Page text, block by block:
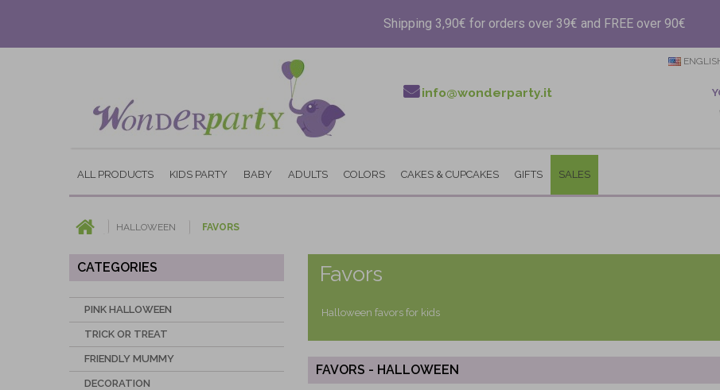
Shipping 3,90€ for orders over 39€ and FREE over 90€
info@wonderparty.it
ALL PRODUCTS KIDS PARTY BABY ADULTS COLORS CAKES & CUPCAKES GIFTS SALES
HALLOWEEN FAVORS
CATEGORIES
PINK HALLOWEEN
TRICK OR TREAT
FRIENDLY MUMMY
DECORATION
Favors
Halloween favors for kids
FAVORS - HALLOWEEN